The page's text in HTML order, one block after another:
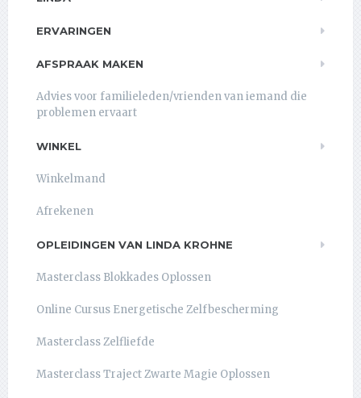
ERVARINGEN
AFSPRAAK MAKEN
Advies voor familieleden/vrienden van iemand die
problemen ervaart
WINKEL
Winkelmand
Afrekenen
OPLEIDINGEN VAN LINDA KROHNE
Masterclass Blokkades Oplossen
Online Cursus Energetische Zelfbescherming
Masterclass Zelfliefde
Masterclass Traject Zwarte Magie Oplossen